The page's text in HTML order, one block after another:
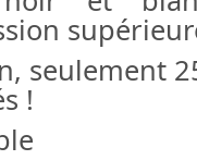
seulement
!